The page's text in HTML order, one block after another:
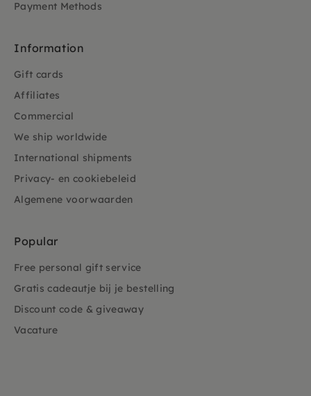
Payment Methods
Information
Gift cards
Affiliates
Commercial
We ship worldwide
International shipments
Privacy- en cookiebeleid
Algemene voorwaarden
Popular
Free personal gift service
Gratis cadeautje bij je bestelling
Discount code & giveaway
Vacature